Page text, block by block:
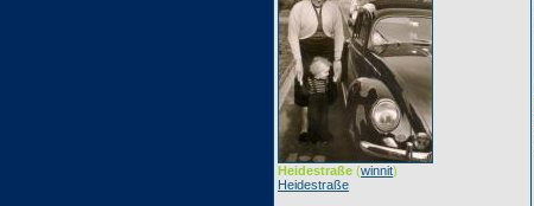
Heidestraße (winnit)
Heidestraße